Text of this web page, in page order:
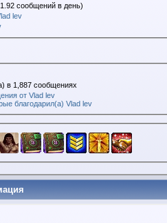
сообщений в день)
lev
в 1,887 сообщениях
от Vlad lev
благодарил(а) Vlad lev